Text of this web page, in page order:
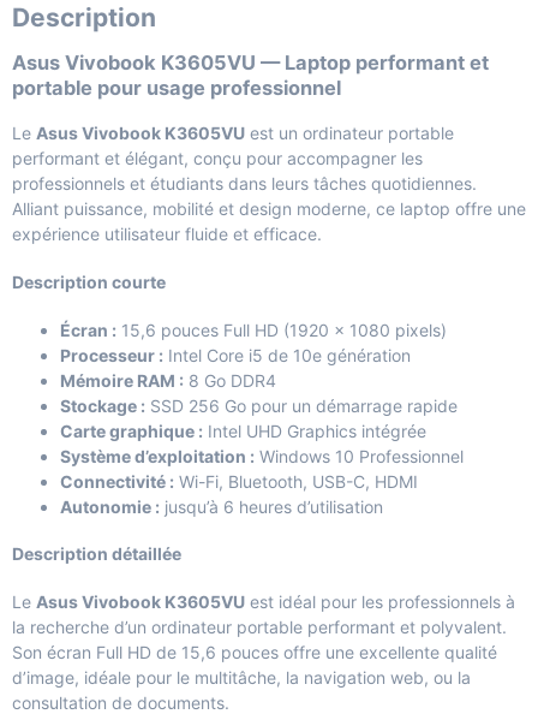
Description
Asus Vivobook K3605VU — Laptop performant et
portable pour usage professionnel
Le Asus Vivobook K3605VU est un ordinateur portable
performant et élégant, conçu pour accompagner les
professionnels et étudiants dans leurs tâches quotidiennes.
Alliant puissance, mobilité et design moderne, ce laptop offre une
expérience utilisateur fluide et efficace.
Description courte
Écran : 15,6 pouces Full HD (1920 x 1080 pixels)
Processeur : Intel Core i5 de 10e génération
Mémoire RAM : 8 Go DDR4
Stockage : SSD 256 Go pour un démarrage rapide
Carte graphique : Intel UHD Graphics intégrée
Système d’exploitation : Windows 10 Professionnel
Connectivité : Wi-Fi, Bluetooth, USB-C, HDMI
Autonomie : jusqu’à 6 heures d’utilisation
Description détaillée
Le Asus Vivobook K3605VU est idéal pour les professionnels à
la recherche d’un ordinateur portable performant et polyvalent.
Son écran Full HD de 15,6 pouces offre une excellente qualité
d’image, idéale pour le multitâche, la navigation web, ou la
consultation de documents.